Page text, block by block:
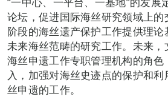
论坛，促进国际海丝研究领域上
阶段的海丝遗产保护工作提供理
未来海丝范畴的研究工作。未来
海丝申遗工作专职管理机构的角
入，加强对海丝史迹点的保护和
丝申遗的工作。